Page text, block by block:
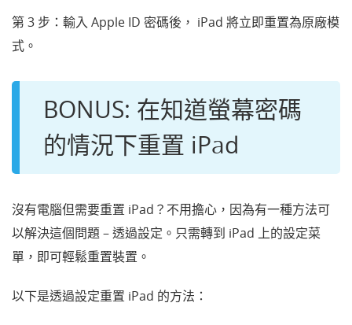
第 3 步：輸入 Apple ID 密碼後， iPad 將立即重置為原廠模
式。
BONUS: 在知道螢幕密碼
的情況下重置 iPad
沒有電腦但需要重置 iPad？不用擔心，因為有一種方法可
以解決這個問題 – 透過設定。只需轉到 iPad 上的設定菜
單，即可輕鬆重置裝置。
以下是透過設定重置 iPad 的方法：